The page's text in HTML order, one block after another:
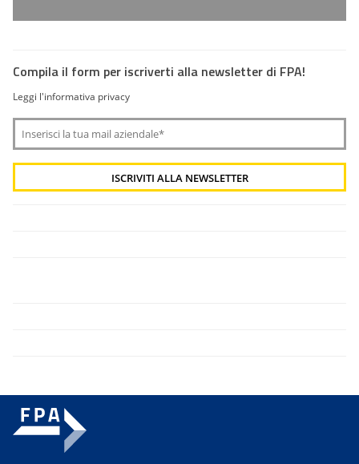
Compila il form per iscriverti alla newsletter di FPA!
Leggi l'informativa privacy